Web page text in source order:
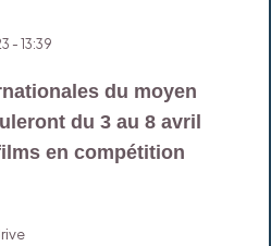
- 13:39
du moyen
du 3 au 8 avril
en compétition